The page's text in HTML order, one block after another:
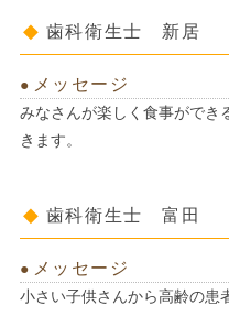
歯科衛生士 新居
メッセージ
みなさんが楽しく食事ができ
きます。
歯科衛生士 富田
メッセージ
小さい子供さんから高齢の患